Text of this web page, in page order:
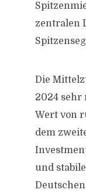
zentralen
Die
2024
Wert von
dem
und